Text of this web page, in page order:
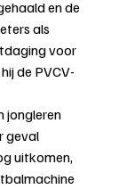
en de
als
voor
de PVCV-
jongleren
geval
uitkomen,